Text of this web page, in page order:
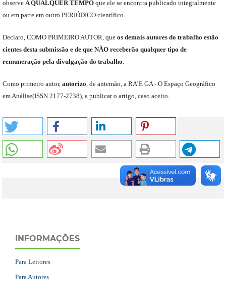
observe A QUALQUER TEMPOque elese encontra publicado integralmente
ou em parte em outro PERIÓDICOcientífico.
Declaro COMO PRIMEIRO AUTOR que os demais autores do trabalho estão
cientes desta submissão e de que NÃOreceberão qualquer tipo de
remuneração pela divulgação do trabalho
Como primeiro autor, autorizo de antemão, a RA’E GA - O Espaço Geográfico
em Análise(ISSN 2177-2738), a publicar o artigo, caso aceito.
INFORMAÇÕES
Para Leitores
Para Autores